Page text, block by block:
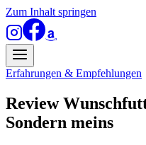
Zum Inhalt springen
Erfahrungen & Empfehlungen
Review
Sondern meins